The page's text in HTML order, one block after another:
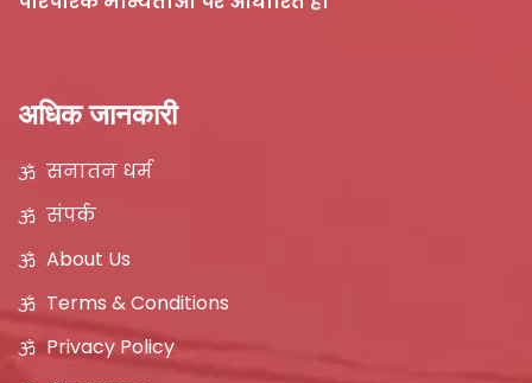
अधिक जानकारी
सनातन धर्म
संपर्क
About Us
Terms & Conditions
Privacy Policy